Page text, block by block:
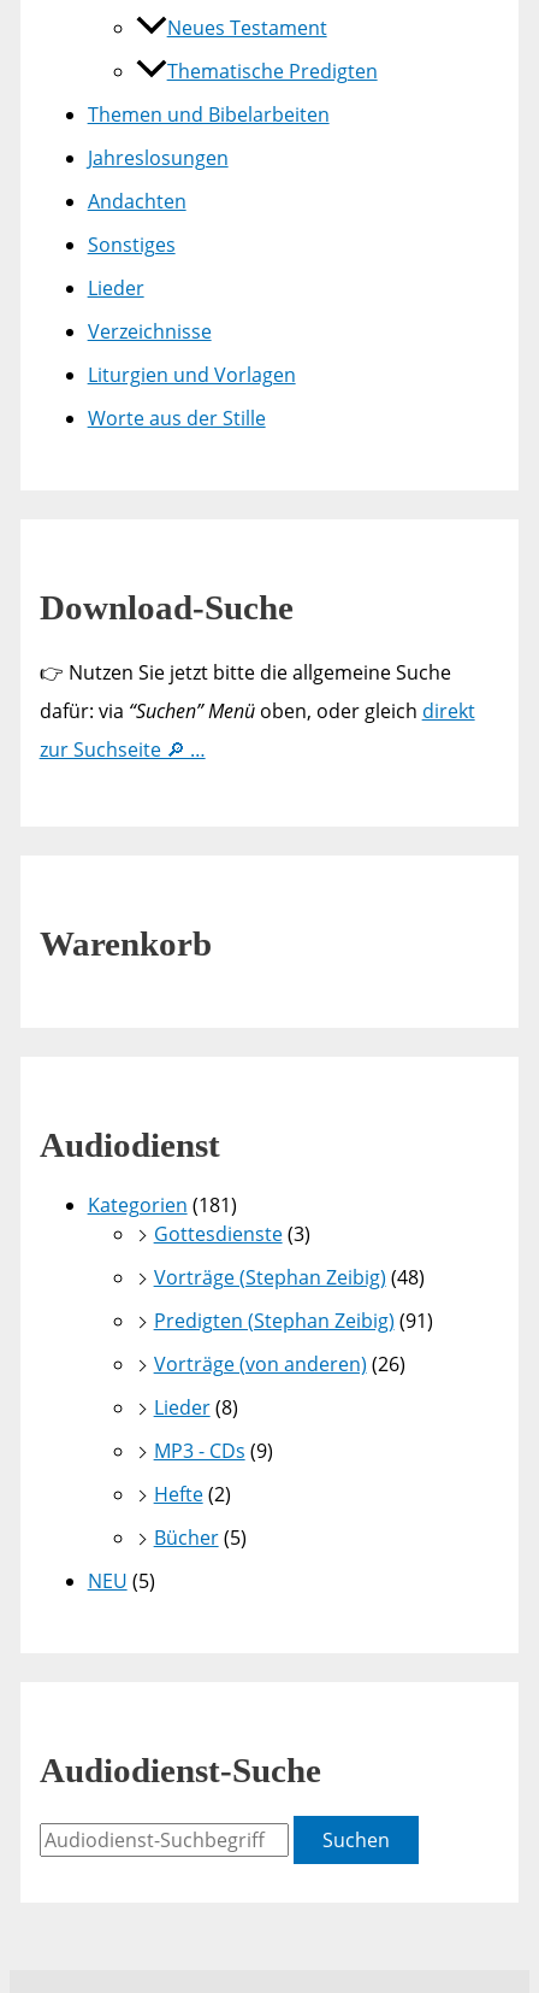
Neues Testament
Thematische Predigten
Themen und Bibelarbeiten
Jahreslosungen
Andachten
Sonstiges
Lieder
Verzeichnisse
Liturgien und Vorlagen
Worte aus der Stille
Download-Suche
👉 Nutzen Sie jetzt bitte die allgemeine Suche
dafür: via “Suchen” Menüoben, oder gleich direkt
zur Suchseite 🔎 …
Warenkorb
Audiodienst
Kategorien (181)
Gottesdienste(3)
Vorträge (Stephan Zeibig) (48)
Predigten (Stephan Zeibig) (91)
Vorträge (von anderen) (26)
Lieder(8)
MP3 - CDs (9)
Hefte(2)
Bücher(5)
NEU (5)
Audiodienst-Suche
Suchen